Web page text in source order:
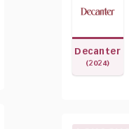
Decanter
(2024)